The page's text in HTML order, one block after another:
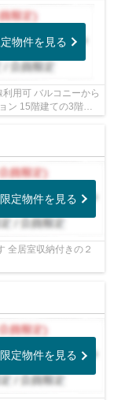
物件を見る
用可 バルコニーから
ン 15階建ての3階部
定物件を見る
全居室収納付きの２
定物件を見る